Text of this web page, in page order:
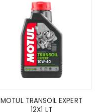
MOTUL TRANSOİL EXPERT
12X1 LT